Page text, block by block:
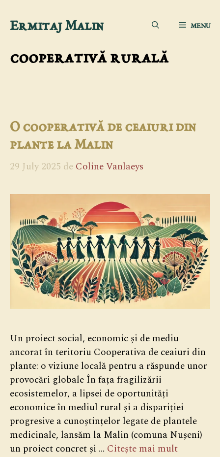
SariErmitaj Malin MENU
cooperativă rurală
O cooperativă de ceaiuri din
plante la Malin
29 July 2025 de Coline Vanlaeys
Un proiect social, economic și de mediu
ancorat în teritoriu Cooperativa de ceaiuri din
plante: o viziune locală pentru a răspunde unor
provocări globale În fața fragilizării
ecosistemelor, a lipsei de oportunități
economice în mediul rural și a dispariției
progresive a cunoștințelor legate de plantele
medicinale, lansăm la Malin (comuna Nușeni)
un proiect concret și … Citește mai mult